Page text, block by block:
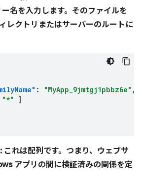
名を入力します。そのファイルを
レクトリまたはサーバーのルートに
: "MyApp_9jmtgj1pbbz6e" ,
"*"
]
これは配列です。つまり、ウェブサ
アプリの間に検証済みの関係を定